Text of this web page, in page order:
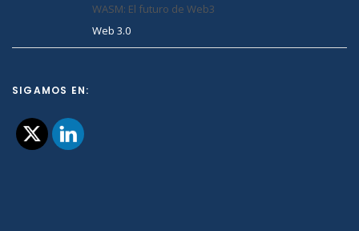
WASM: El futuro de Web3
Web 3.0
SIGAMOS EN: